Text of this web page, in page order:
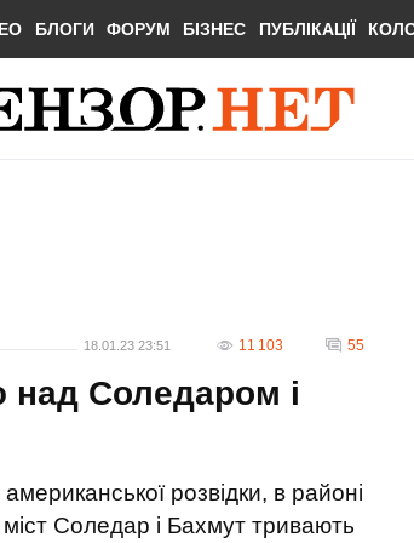
БЛОГИ ФОРУМ БІЗНЕС ПУБЛІКАЦІЇ
18.01.23 23:51 11 103 55
над Соледаром і
розвідки, в районі
міст Соледар і Бахмут тривають